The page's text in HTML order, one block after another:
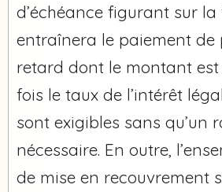
d’échéance figurant sur
entraînera le paiement de
retard dont le montant
fois le taux de l’intérêt
sont exigibles sans qu’un
nécessaire. En outre,
de mise en recouvrement